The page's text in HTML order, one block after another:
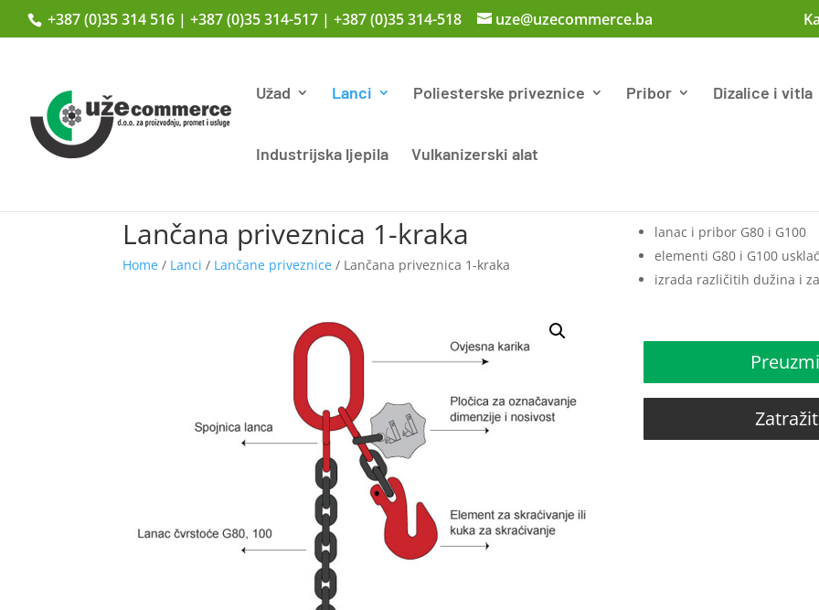
+387 (0)35 314 516 | +387 (0)35 314-517 | +387 (0)35 314-518 uze@uzecommerce.ba
Užad Lanci Poliesterske priveznice Pribor Dizalice i vitla
Industrijska ljepila Vulkanizerski alat
Lančana priveznica 1-kraka
Home / Lanci / Lančane priveznice / Lančana priveznica 1-kraka
lanac i pribor G80 i G100
elementi G80 i G100
izrada različitih dužina i